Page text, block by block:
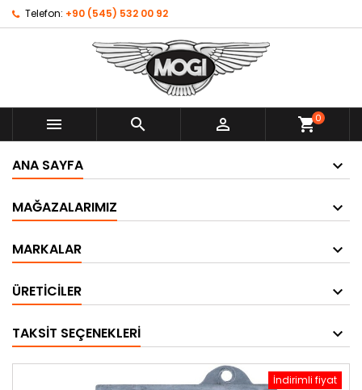
Telefon: +90 (545) 532 00 92
   shopping_cart0
ANA SAYFA
MAĞAZALARIMIZ
MARKALAR
ÜRETICILER
TAKSIT SEÇENEKLERI
İndirimli fiyat